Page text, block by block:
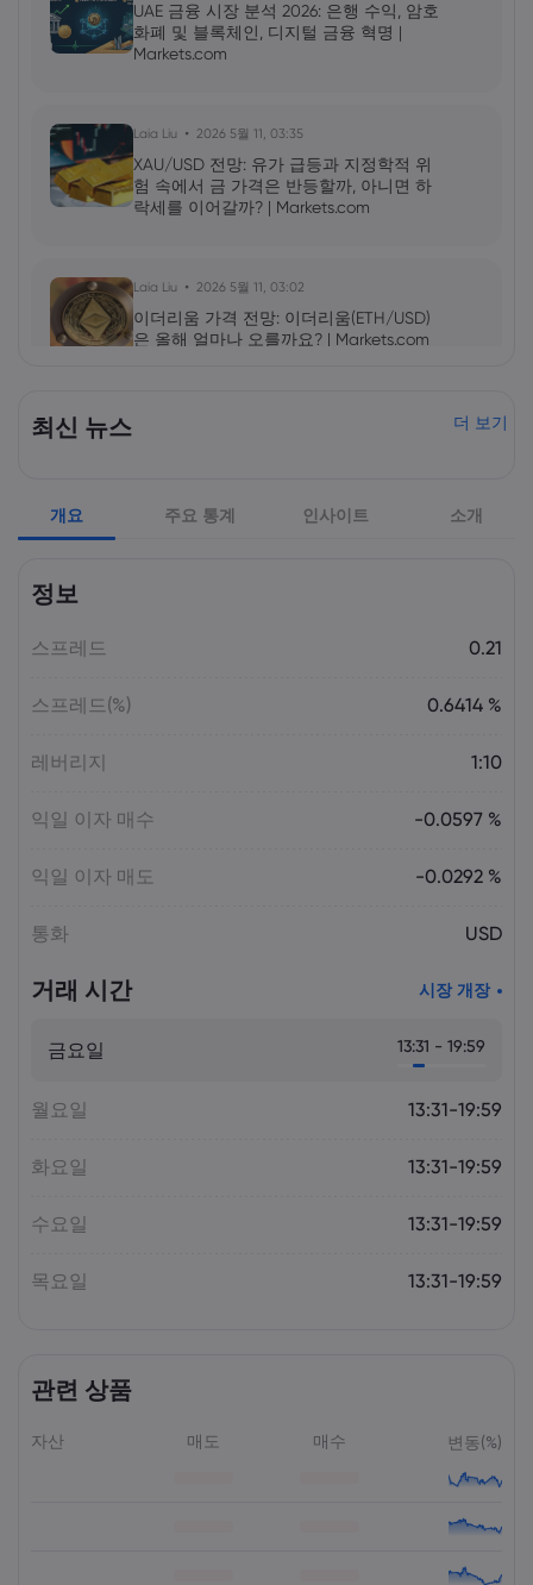
UAE 금융 시장 분석 2026: 은행 수익, 암호
화폐 및 블록체인, 디지털 금융 혁명 |
Markets.com
Laia Liu 2026 5월 11, 03:35
XAU/USD 전망: 유가 급등과 지정학적 위
험 속에서 금 가격은 반등할까, 아니면 하
락세를 이어갈까? | Markets.com
Laia Liu 2026 5월 11, 03:02
이더리움 가격 전망: 이더리움(ETH/USD)
은 올해 얼마나 오를까요? | Markets.com
AI 주식 및 투자 기회: 투자하기 가장 좋은
최신 뉴스 더 보기
개요 주요 통계 인사이트 소개
정보
스프레드 0.21
스프레드(%) 0.6414 %
레버리지 1:10
익일 이자 매수 -0.0597 %
익일 이자 매도 -0.0292 %
통화 USD
거래 시간 시장 개장
금요일 13:31 - 19:59
월요일 13:31-19:59
화요일 13:31-19:59
수요일 13:31-19:59
목요일 13:31-19:59
관련 상품
자산 매도 매수 변동(%)